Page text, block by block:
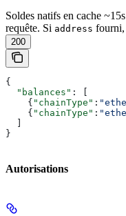
Soldes natifs en cache
requête. Si address fourni,
200
{
  "balances"
: [
    {
"chainType" :
    {
"chainType" :
}
Autorisations